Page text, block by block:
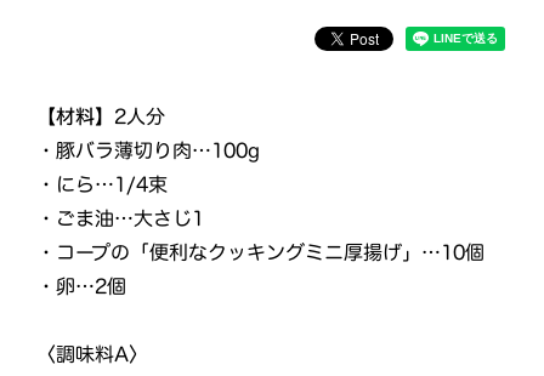
【材料】 2人分
・豚バラ薄切り肉…100g
・にら…1/4束
・ごま油…大さじ1
・コープの「便利なクッキングミニ厚揚げ」…10個
・卵…2個
〈調味料A〉